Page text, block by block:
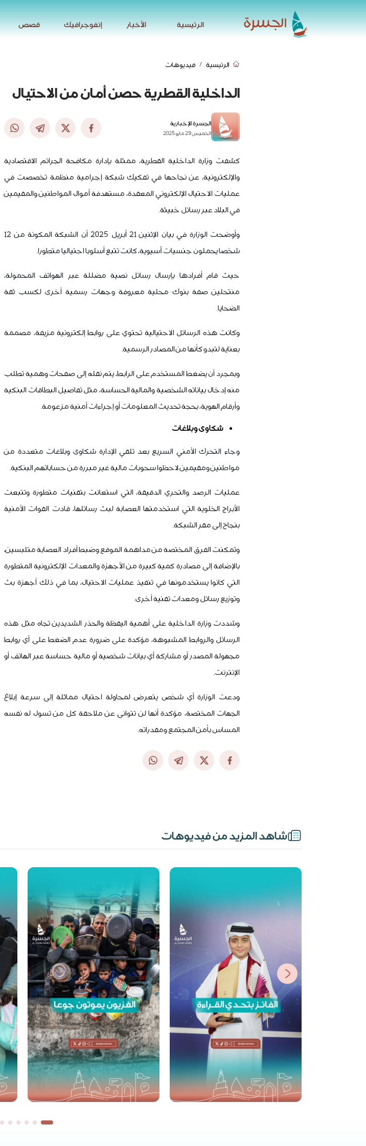
الرئيسية الأخبار إنفوجرافيك قصص
الرئيسية فيديوهات
الداخلية القطرية حصن أمان من الاحتيال
الجسرة الإخبارية
الخميس 29 مايو 2025
كشفت وزارة الداخلية القطرية، ممثلة بإدارة مكافحة الجرائم الاقتصادية
والإلكترونية، عن نجاحها في تفكيك شبكة إجرامية منظمة تخصصت في
عمليات الاحتيال الإلكتروني المعقدة، مستهدفة أموال المواطنين والمقيمين
في البلاد عبر رسائل خبيثة.
وأوضحت الوزارة في بيان الإثنين 21 أبريل 2025 أن الشبكة المكونة من 12
شخصا يحملون جنسيات آسيوية، كانت تتبع أسلوبا احتياليا متطورا.
حيث قام أفرادها بإرسال رسائل نصية مضللة عبر الهواتف المحمولة،
منتحلين صفة بنوك محلية معروفة وجهات رسمية أخرى لكسب ثقة
الضحايا.
وكانت هذه الرسائل الاحتيالية تحتوي على روابط إلكترونية مزيفة، مصممة
بعناية لتبدو كأنها من المصادر الرسمية.
وبمجرد أن يضغط المستخدم على الرابط، يتم نقله إلى صفحات وهمية تطلب
منه إدخال بياناته الشخصية والمالية الحساسة، مثل تفاصيل البطاقات البنكية
وأرقام الهوية، بحجة تحديث المعلومات أو إجراءات أمنية مزعومة.
شكاوى وبلاغات
وجاء التحرك الأمني السريع بعد تلقي الإدارة شكاوى وبلاغات متعددة من
مواطنين ومقيمين لاحظوا سحوبات مالية غير مبررة من حساباتهم البنكية.
عمليات الرصد والتحري الدقيقة، التي استعانت بتقنيات متطورة وتتبعت
الأبراج الخلوية التي استخدمتها العصابة لبث رسائلها، قادت القوات الأمنية
بنجاح إلى مقر الشبكة.
وتمكنت الفرق المختصة من مداهمة الموقع وضبط أفراد العصابة متلبسين،
بالإضافة إلى مصادرة كمية كبيرة من الأجهزة والمعدات الإلكترونية المتطورة
التي كانوا يستخدمونها في تنفيذ عمليات الاحتيال، بما في ذلك أجهزة بث
وتوزيع رسائل ومعدات تقنية أخرى.
وشددت وزارة الداخلية على أهمية اليقظة والحذر الشديدين تجاه مثل هذه
الرسائل والروابط المشبوهة، مؤكدة على ضرورة عدم الضغط على أي روابط
مجهولة المصدر أو مشاركة أي بيانات شخصية أو مالية حساسة عبر الهاتف أو
الإنترنت.
ودعت الوزارة أي شخص يتعرض لمحاولة احتيال مماثلة إلى سرعة إبلاغ
الجهات المختصة، مؤكدة أنها لن تتوانى عن ملاحقة كل من تسول له نفسه
المساس بأمن المجتمع ومقدراته.
شاهد المزيد من فيديوهات